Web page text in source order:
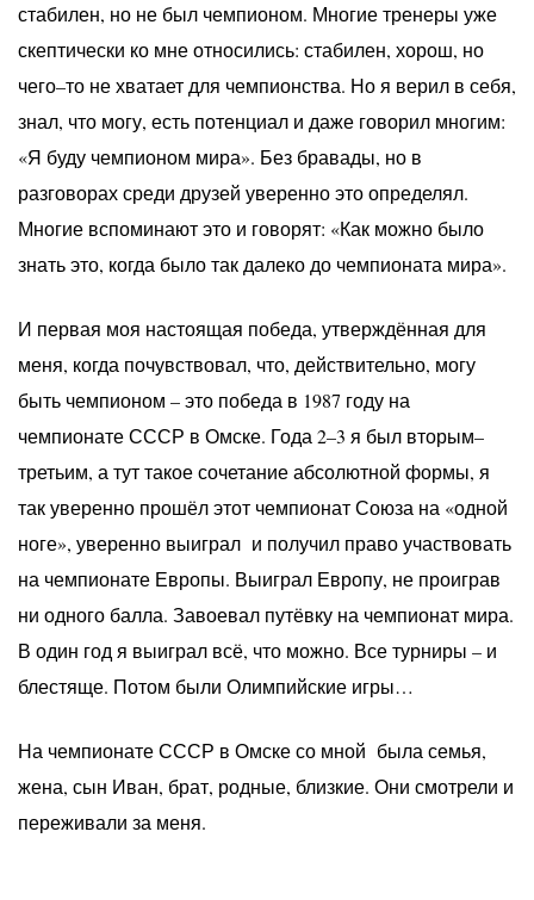
стабилен, но не был чемпионом. Многие тренеры уже
скептически ко мне относились: стабилен, хорош, но
чего–то не хватает для чемпионства. Но я верил в себя,
знал, что могу, есть потенциал и даже говорил многим:
«Я буду чемпионом мира». Без бравады, но в
разговорах среди друзей уверенно это определял.
Многие вспоминают это и говорят: «Как можно было
знать это, когда было так далеко до чемпионата мира».
И первая моя настоящая победа, утверждённая для
меня, когда почувствовал, что, действительно, могу
быть чемпионом – это победа в 1987 году на
чемпионате СССР в Омске. Года 2–3 я был вторым–
третьим, а тут такое сочетание абсолютной формы, я
так уверенно прошёл этот чемпионат Союза на «одной
ноге», уверенно выиграл и получил право участвовать
на чемпионате Европы. Выиграл Европу, не проиграв
ни одного балла. Завоевал путёвку на чемпионат мира.
В один год я выиграл всё, что можно. Все турниры – и
блестяще. Потом были Олимпийские игры…
На чемпионате СССР в Омске со мной была семья,
жена, сын Иван, брат, родные, близкие. Они смотрели и
переживали за меня.